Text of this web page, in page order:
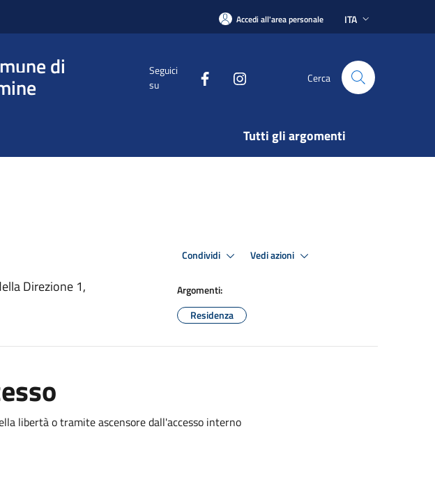
Accedi all'area personale ITA
di
Seguici
su
Cerca
Tutti gli argomenti
Direzione 1,
Condividi Vedi azioni
Argomenti:
Residenza
libertà o tramite ascensore dall'accesso interno